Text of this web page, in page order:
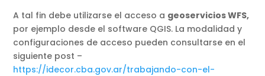
A tal fin debe utilizarse el acceso a geoservicios WFS,
por ejemplo desde el software QGIS. La modalidad y
configuraciones de acceso pueden consultarse en el
siguiente post –
https://idecor.cba.gov.ar/trabajando-con-el-